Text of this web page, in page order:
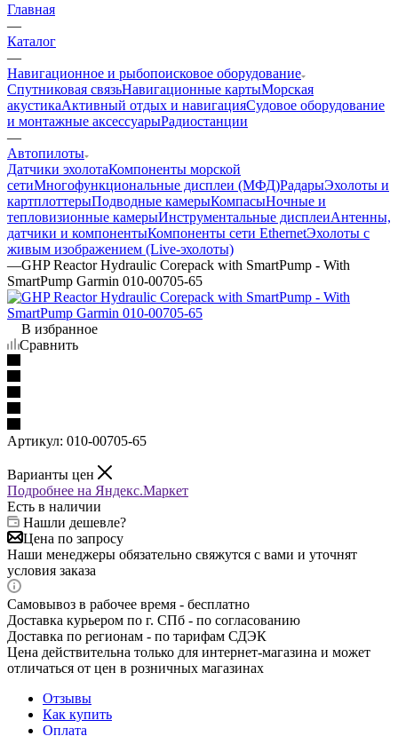
Главная
—
Каталог
—
Навигационное и рыбопоисковое оборудование
Спутниковая связьНавигационные картыМорская
акустикаАктивный отдых и навигацияСудовое оборудование
и монтажные аксессуарыРадиостанции
—
Автопилоты
Датчики эхолотаКомпоненты морской
сетиМногофункциональные дисплеи (МФД)РадарыЭхолоты и
картплоттерыПодводные камерыКомпасыНочные и
тепловизионные камерыИнструментальные дисплеиАнтенны,
датчики и компонентыКомпоненты сети EthernetЭхолоты с
живым изображением (Live-эхолоты)
—GHP Reactor Hydraulic Corepack with SmartPump - With
SmartPump Garmin 010-00705-65
В избранное
Сравнить
Артикул: 010-00705-65
Варианты цен
Подробнее на Яндекс.Маркет
Есть в наличии
Нашли дешевле?
Цена по запросу
Наши менеджеры обязательно свяжутся с вами и уточнят
условия заказа
Самовывоз в рабочее время - бесплатно
Доставка курьером по г. СПб - по согласованию
Доставка по регионам - по тарифам СДЭК
Цена действительна только для интернет-магазина и может
отличаться от цен в розничных магазинах
Отзывы
Как купить
Оплата